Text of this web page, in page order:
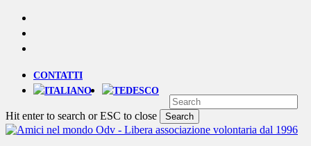
Skip
content
CONTATTI
Hit enter to search or ESC to close Search
Close